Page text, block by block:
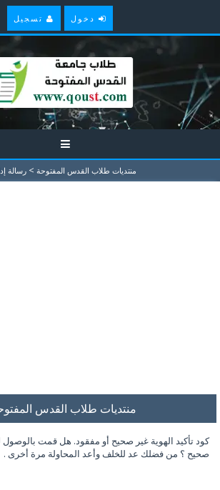
دخول تسجيل
منتديات طلاب القدس المفتوحة > رسالة
منتديات طلاب القدس
كود تأكيد الهوية غير صحيح أو مفقود. هل قمت
صحيح ؟ من فضلك عد للخلف وأعد المحاولة مرة أخرى .